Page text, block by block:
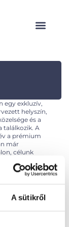
A sütikről
egy exkluzív,
helyszín,
és a
találkozik. A
a prémium
már
célunk
erős
kapjon.
a teljes PPC
ismertség
áll –